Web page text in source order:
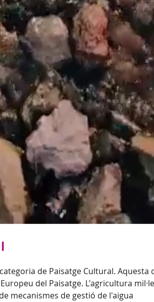
de Paisatge Cultural. Aquesta
del Paisatge. L'agricultura
mecanismes de gestió de l'aigua